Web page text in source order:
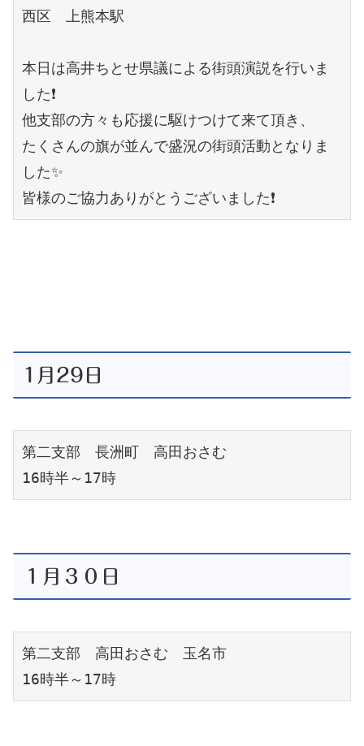
西区　上熊本駅
本日は高井ちとせ県議による街頭演説を行いま
した❗️
他支部の方々も応援に駆けつけて来て頂き、
たくさんの旗が並んで盛況の街頭活動となりま
した✨
皆様のご協力ありがとうございました❗️
1月29日
第二支部　長洲町　高田おさむ
16時半～17時
１月３０日
第二支部　高田おさむ　玉名市
16時半～17時